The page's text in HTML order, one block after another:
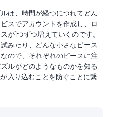
は、時間が経つにつれてどん
スでアカウントを作成し、ロ
が1つずつ増えていくのです。
みたり、どんな小さなピース
ので、それぞれのピースに注
ルがどのようなものかを知る
入り込むことを防ぐことに繋